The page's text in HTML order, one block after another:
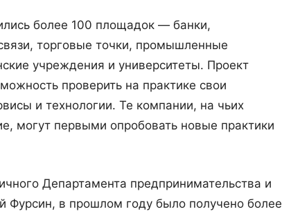
более 100 площадок — банки,
торговые точки, промышленные
учреждения и университеты. Проект
проверить на практике свои
и технологии. Те компании, на чьих
могут первыми опробовать новые практики
Департамента предпринимательства и
Фурсин, в прошлом году было получено более